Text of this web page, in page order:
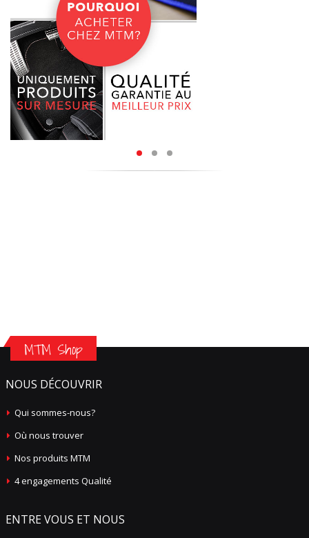
MTM Shop
NOUS DÉCOUVRIR
Qui sommes-nous?
Où nous trouver
Nos produits MTM
4 engagements Qualité
ENTRE VOUS ET NOUS